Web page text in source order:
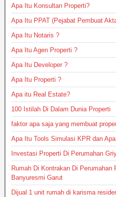
Apa Itu Konsultan Properti?
Apa Itu PPAT (Pejabat Pembuat
Apa Itu Notaris ?
Apa Itu Agen Properti ?
Apa Itu Developer ?
Apa Itu Properti ?
Apa itu Real Estate?
100 Istilah Di Dalam Dunia Properti
faktor apa saja yang membuat
Apa Itu Tools Simulasi KPR dan
Investasi Properti Di Perumahan
Rumah Di Kontrakan Di
Banyuresmi Garut
Dijual 1 unit rumah di karisma